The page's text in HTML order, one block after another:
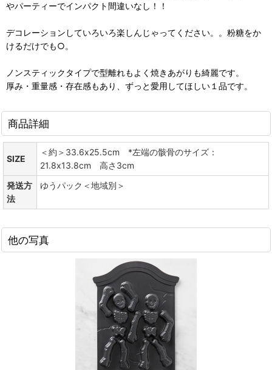
やパーティーでインパクト間違いなし！！
デコレーションしていろいろ楽しんじゃってください。。粉糖をか
けるだけでも○。
ノンスティックタイプで型離れもよく焼きあがりも綺麗です。
厚み・重量感・存在感もあり、ずっと愛用してほしい１品です。
商品詳細
SIZE
＜約＞33.6x25.5cm *左端の骸骨のサイズ：
21.8x13.8cm 高さ3cm
発送方
法
ゆうパック＜地域別＞
他の写真